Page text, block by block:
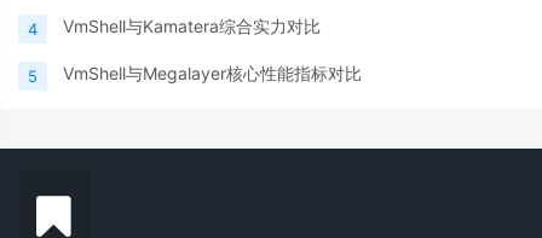
4 VmShell与Kamatera综合实力对比
5 VmShell与Megalayer核心性能指标对比